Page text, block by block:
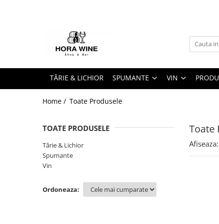
Demisec
Dulce
TĂRIE & LICHIOR SPUMANTE VIN
Home / Toate Produsele
Toate
TOATE PRODUSELE
Tărie & Lichior
Spumante
Vin
Ordoneaza:
Afiseaza: